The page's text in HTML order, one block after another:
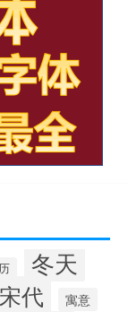
冬天
宋代 寓意